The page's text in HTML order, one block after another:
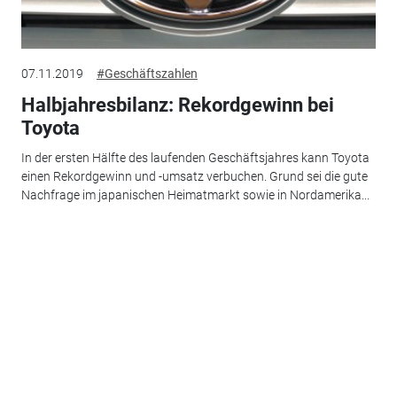
07.11.2019 #Geschäftszahlen
Halbjahresbilanz: Rekordgewinn bei
Toyota
In der ersten Hälfte des laufenden Geschäftsjahres kann Toyota
einen Rekordgewinn und -umsatz verbuchen. Grund sei die gute
Nachfrage im japanischen Heimatmarkt sowie in Nordamerika...